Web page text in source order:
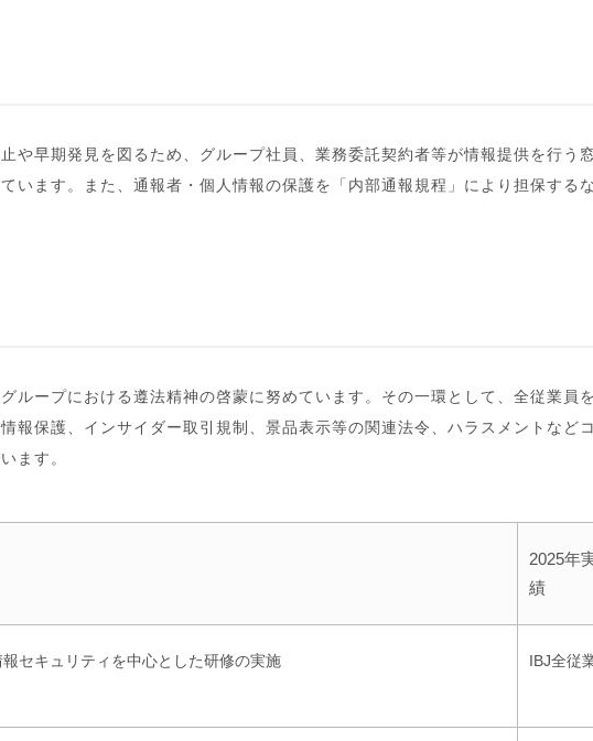
や早期発見を図るため、グループ社員、業務委託契約者等が情報提供を行う
います。また、通報者・個人情報の保護を「内部通報規程」により担保する
ループにおける遵法精神の啓蒙に努めています。その一環として、全従業員
報保護、インサイダー取引規制、景品表示等の関連法令、ハラスメントなど
ます。
2025年
セキュリティを中心とした研修の実施 IBJ全従